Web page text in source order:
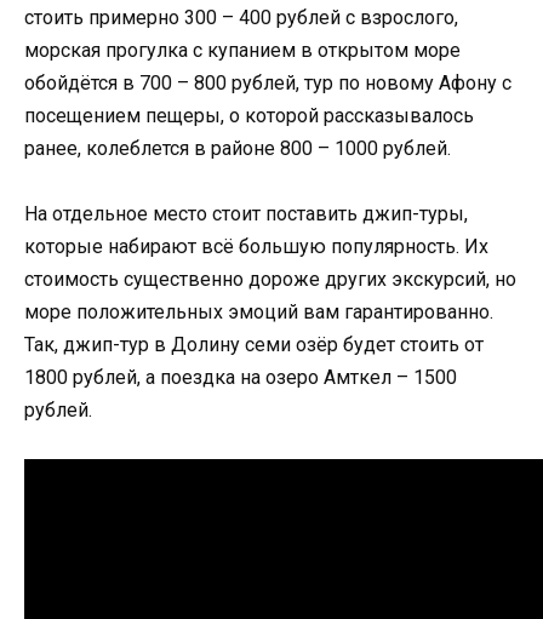
стоить примерно 300 – 400 рублей с взрослого,
морская прогулка с купанием в открытом море
обойдётся в 700 – 800 рублей, тур по новому Афону с
посещением пещеры, о которой рассказывалось
ранее, колеблется в районе 800 – 1000 рублей.
На отдельное место стоит поставить джип-туры,
которые набирают всё большую популярность. Их
стоимость существенно дороже других экскурсий, но
море положительных эмоций вам гарантированно.
Так, джип-тур в Долину семи озёр будет стоить от
1800 рублей, а поездка на озеро Амткел – 1500
рублей.